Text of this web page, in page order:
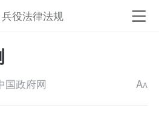
兵役法律法规
国政府网 AA